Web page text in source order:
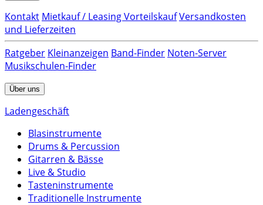
Kontakt Mietkauf / Leasing VorteilskaufVersandkosten
und Lieferzeiten
Ratgeber Kleinanzeigen Band-Finder Noten-Server
Musikschulen-Finder
Über uns
Ladengeschäft
Blasinstrumente
Drums & Percussion
Gitarren & Bässe
Live & Studio
Tasteninstrumente
Traditionelle Instrumente